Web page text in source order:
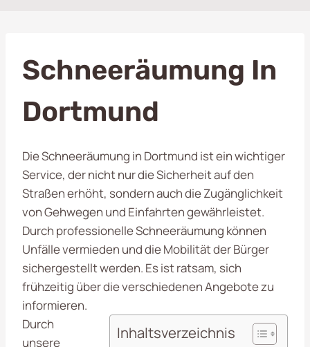
Schneeräumung In
Dortmund
Die Schneeräumung in Dortmund ist ein wichtiger
Service, der nicht nur die Sicherheit auf den
Straßen erhöht, sondern auch die Zugänglichkeit
von Gehwegen und Einfahrten gewährleistet.
Durch professionelle Schneeräumung können
Unfälle vermieden und die Mobilität der Bürger
sichergestellt werden. Es ist ratsam, sich
frühzeitig über die verschiedenen Angebote zu
informieren.
Inhaltsverzeichnis
Durch
unsere